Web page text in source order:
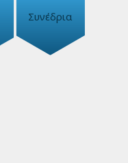
Συνέδρια